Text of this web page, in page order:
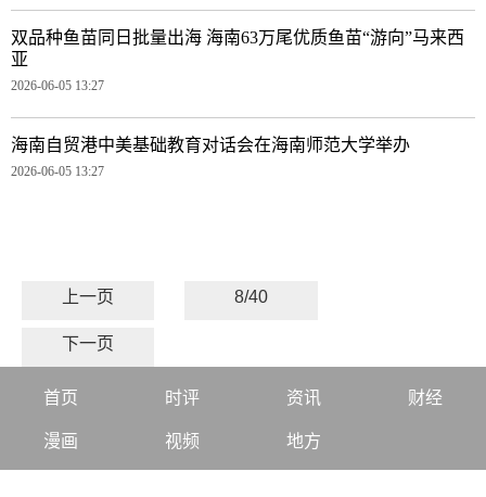
双品种鱼苗同日批量出海 海南63万尾优质鱼苗“游向”马来西
亚
2026-06-05 13:27
海南自贸港中美基础教育对话会在海南师范大学举办
2026-06-05 13:27
上一页 8/40
下一页
首页 时评 资讯 财经
漫画 视频 地方